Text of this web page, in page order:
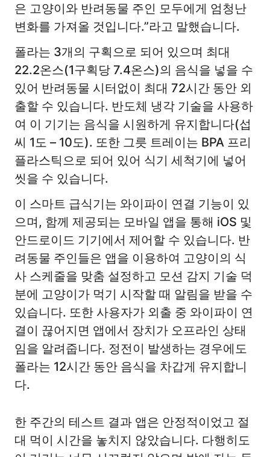
은 고양이와 반려동물 주인 모두에게 엄청난
변화를 가져올 것입니다.”라고 말했습니다.
폴라는 3개의 구획으로 되어 있으며 최대
22.2온스(1구획당 7.4온스)의 음식을 넣을 수
있어 반려동물 시터없이 최대 72시간 동안 외
출할 수 있습니다. 반도체 냉각 기술을 사용하
여 이 기기는 음식을 시원하게 유지합니다(섭
씨 1도 – 10도). 또한 그릇 트레이는 BPA 프리
플라스틱으로 되어 있어 식기 세척기에 넣어
씻을 수 있습니다.
이 스마트 급식기는 와이파이 연결 기능이 있
으며, 함께 제공되는 모바일 앱을 통해 iOS 및
안드로이드 기기에서 제어할 수 있습니다. 반
려동물 주인들은 앱을 이용하여 고양이의 식
사 스케줄을 맞춤 설정하고 모션 감지 기술 덕
분에 고양이가 먹기 시작할 때 알림을 받을 수
있습니다. 또한 사용자가 외출 중 와이파이 연
결이 끊어지면 앱에서 장치가 오프라인 상태
임을 알려줍니다. 정전이 발생하는 경우에도
폴라는 12시간 동안 음식을 차갑게 유지합니
다.
한 주간의 테스트 결과 앱은 안정적이었고 절
대 먹이 시간을 놓치지 않았습니다. 다행히도